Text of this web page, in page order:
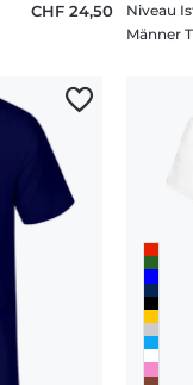
CHF 24,50
Niveau
Männer